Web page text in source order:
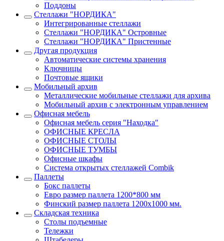
Поддоны
Стеллажи "НОРДИКА"
Интегрированные стеллажи
Стеллажи "НОРДИКА" Островные
Стеллажи "НОРДИКА" Пристенные
Другая продукция
Автоматические системы хранения
Ключницы
Почтовые ящики
Мобильный архив
Металлические мобильные стеллажи для архива
Мобильный архив с электронным управлением
Офисная мебель
Офисная мебель серия "Находка"
ОФИСНЫЕ КРЕСЛА
ОФИСНЫЕ СТОЛЫ
ОФИСНЫЕ ТУМБЫ
Офисные шкафы
Система открытых стеллажей Combik
Паллеты
Бокс паллеты
Евро размер паллета 1200*800 мм
Финский размер паллета 1200х1000 мм.
Складская техника
Столы подъемные
Тележки